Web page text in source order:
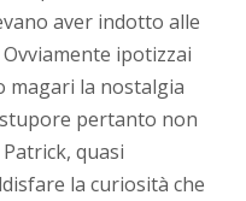
aver indotto alle
ipotizzai
magari la nostalgia
pertanto non
quasi
la curiosità che